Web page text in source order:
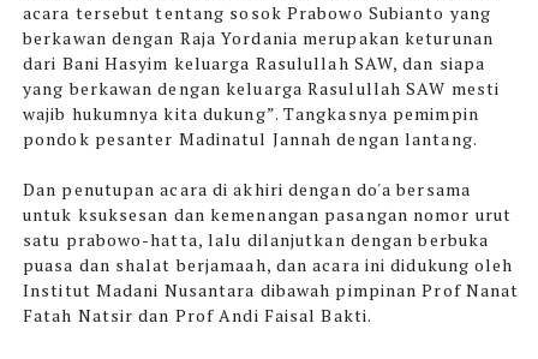
acara tersebut tentang sosok Prabowo Subianto yang
berkawan dengan Raja Yordania merupakan keturunan
dari Bani Hasyim keluarga Rasulullah SAW, dan siapa
yang berkawan dengan keluarga Rasulullah SAW mesti
wajib hukumnya kita dukung”. Tangkasnya pemimpin
pondok pesanter Madinatul Jannah dengan lantang.
Dan penutupan acara di akhiri dengan do'a bersama
untuk ksuksesan dan kemenangan pasangan nomor urut
satu prabowo-hatta, lalu dilanjutkan dengan berbuka
puasa dan shalat berjamaah, dan acara ini didukung oleh
Institut Madani Nusantara dibawah pimpinan Prof Nanat
Fatah Natsir dan Prof Andi Faisal Bakti.